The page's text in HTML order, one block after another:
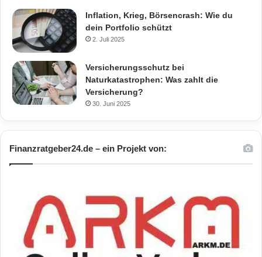
Inflation, Krieg, Börsencrash: Wie du
dein Portfolio schützt
2. Juli 2025
Versicherungsschutz bei
Naturkatastrophen: Was zahlt die
Versicherung?
30. Juni 2025
Finanzratgeber24.de – ein Projekt von: